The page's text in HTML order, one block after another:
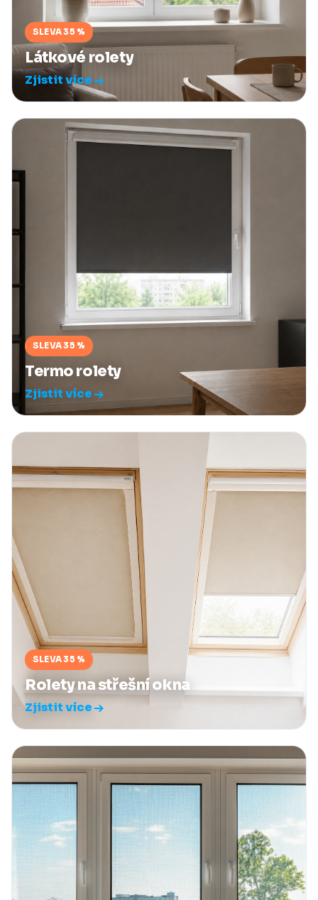
SLEVA 35 %
Látkové rolety
Zjistit více
SLEVA 35 %
Termo rolety
Zjistit více
SLEVA 35 %
Rolety na střešní okna
Zjistit více